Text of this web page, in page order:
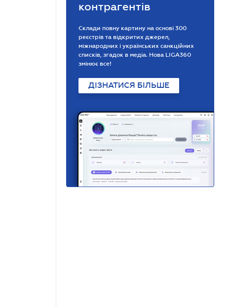
контрагентів
Склади повну картину на основі 300
реєстрів та відкритих джерел,
міжнародних і українських санкційних
списків, згадок в медіа. Нова LIGA360
змінює все!
ДІЗНАТИСЯ БІЛЬШЕ